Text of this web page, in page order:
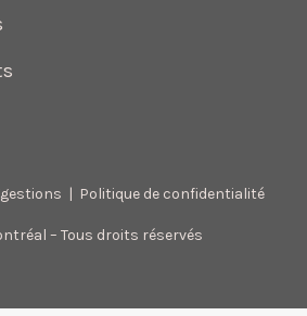
| Politique de confidentialité
– Tous droits réservés